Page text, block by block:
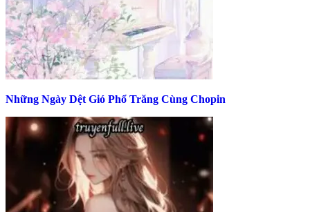
Những Ngày Dệt Gió Phổ Trăng Cùng Chopin